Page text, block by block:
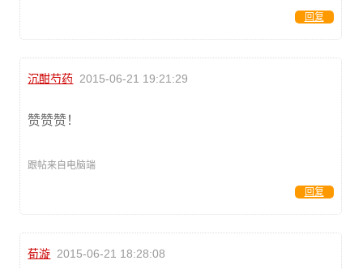
回复
沉酣芍药 2015-06-21 19:21:29
赞赞赞！
跟帖来自电脑端
回复
荀漩 2015-06-21 18:28:08